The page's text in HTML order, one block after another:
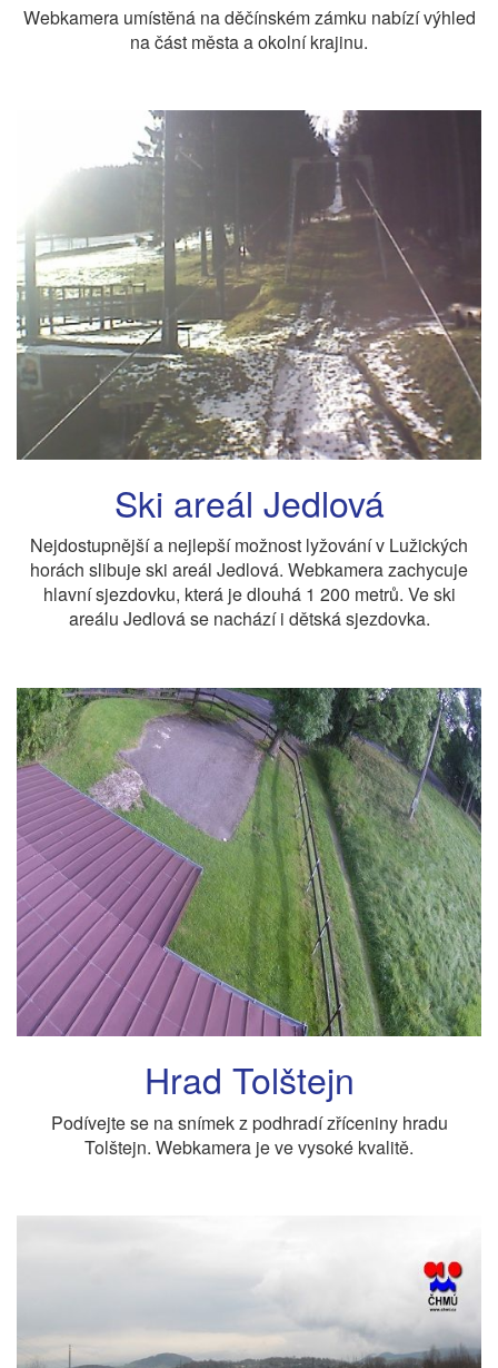
Webkamera umístěná na děčínském zámku nabízí výhled
na část města a okolní krajinu.
Ski areál Jedlová
Nejdostupnější a nejlepší možnost lyžování v Lužických
horách slibuje ski areál Jedlová. Webkamera zachycuje
hlavní sjezdovku, která je dlouhá 1 200 metrů. Ve ski
areálu Jedlová se nachází i dětská sjezdovka.
Hrad Tolštejn
Podívejte se na snímek z podhradí zříceniny hradu
Tolštejn. Webkamera je ve vysoké kvalitě.